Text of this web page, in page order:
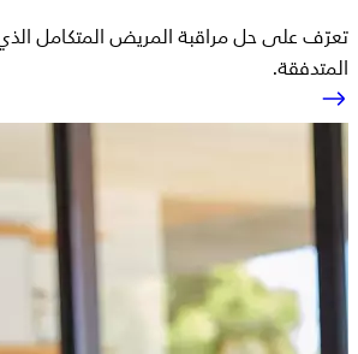
تعرّف على حل مراقبة المريض المتكامل الذي
المتدفقة.